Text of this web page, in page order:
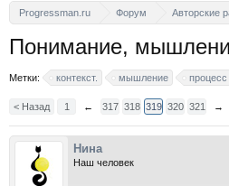
Progressman.ru Форум Авторские
Понимание,
Метки: контекст. мышление процесс
< Назад 1 ← 317 318 319 320 321 →
Нина
Наш человек